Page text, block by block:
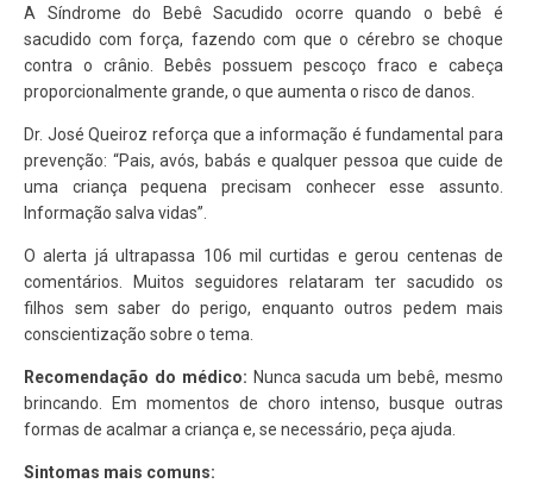
A Síndrome do Bebê Sacudido ocorre quando o bebê é
sacudido com força, fazendo com que o cérebro se choque
contra o crânio. Bebês possuem pescoço fraco e cabeça
proporcionalmente grande, o que aumenta o risco de danos.
Dr. José Queiroz reforça que a informação é fundamental para
prevenção: “Pais, avós, babás e qualquer pessoa que cuide de
uma criança pequena precisam conhecer esse assunto.
Informação salva vidas”.
O alerta já ultrapassa 106 mil curtidas e gerou centenas de
comentários. Muitos seguidores relataram ter sacudido os
filhos sem saber do perigo, enquanto outros pedem mais
conscientização sobre o tema.
Recomendação do médico: Nunca sacuda um bebê, mesmo
brincando. Em momentos de choro intenso, busque outras
formas de acalmar a criança e, se necessário, peça ajuda.
Sintomas mais comuns: